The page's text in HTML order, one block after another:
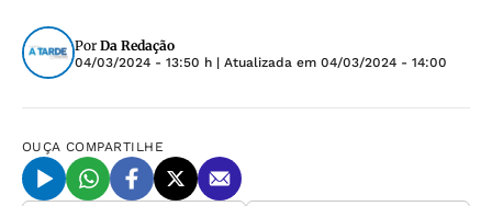
Por Da Redação
04/03/2024 - 13:50 h | Atualizada em 04/03/2024 - 14:00
OUÇA COMPARTILHE